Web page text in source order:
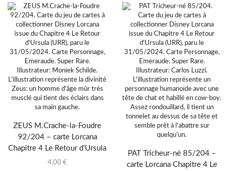
ZEUS M.Crache-la-Foudre
92/204 – carte Lorcana
Chapitre 4 Le Retour d’Ursula
4,00 €
PAT Tricheur-né 85/204 –
carte Lorcana Chapitre 4 Le